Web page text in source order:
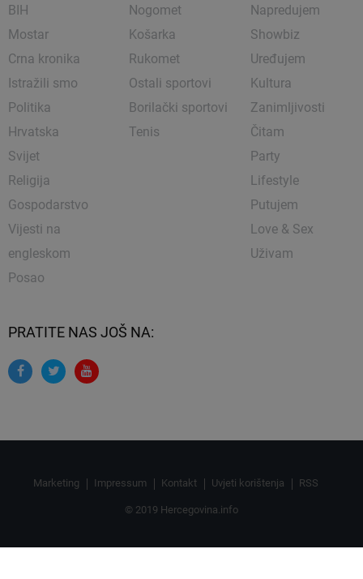
BIH
Mostar
Crna kronika
Istražili smo
Politika
Hrvatska
Svijet
Religija
Gospodarstvo
Vijesti na
engleskom
Posao
Nogomet
Košarka
Rukomet
Ostali sportovi
Borilački sportovi
Tenis
Napredujem
Showbiz
Uređujem
Kultura
Zanimljivosti
Čitam
Party
Lifestyle
Putujem
Love & Sex
Uživam
PRATITE NAS JOŠ NA:
Marketing Impressum Kontakt Uvjeti korištenja RSS
© 2019 Hercegovina.info